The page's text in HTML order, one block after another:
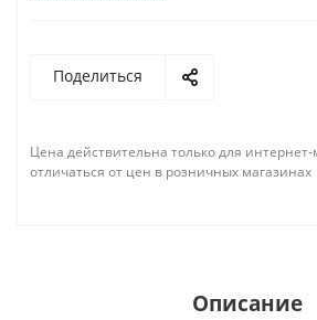
Поделиться
Цена действительна только для
отличаться от цен в розничных магазинах
Описание